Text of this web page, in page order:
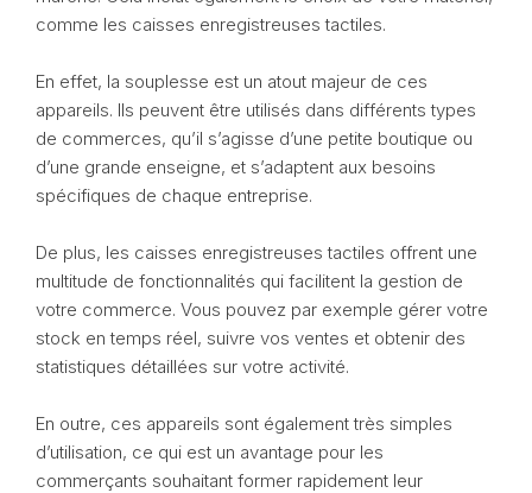
comme les caisses enregistreuses tactiles.
En effet, la souplesse est un atout majeur de ces
appareils. Ils peuvent être utilisés dans différents types
de commerces, qu’il s’agisse d’une petite boutique ou
d’une grande enseigne, et s’adaptent aux besoins
spécifiques de chaque entreprise.
De plus, les caisses enregistreuses tactiles offrent une
multitude de fonctionnalités qui facilitent la gestion de
votre commerce. Vous pouvez par exemple gérer votre
stock en temps réel, suivre vos ventes et obtenir des
statistiques détaillées sur votre activité.
En outre, ces appareils sont également très simples
d’utilisation, ce qui est un avantage pour les
commerçants souhaitant former rapidement leur